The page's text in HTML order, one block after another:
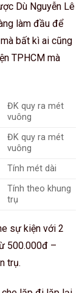
Dù Nguyễn Lê
làm đầu để
bất kì ai cũng
TPHCM mà
ĐK quy ra mét
vuông
ĐK quy ra mét
vuông
Tính mét dài
Tính theo khung
trụ
sự kiện với 2
500.000đ –
trụ.